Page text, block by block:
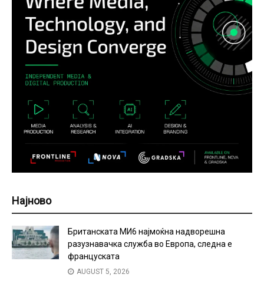
Најново
Британската МИ6 најмоќна надворешна
разузнавачка служба во Европа, следна е
француската
AUGUST 5, 2026